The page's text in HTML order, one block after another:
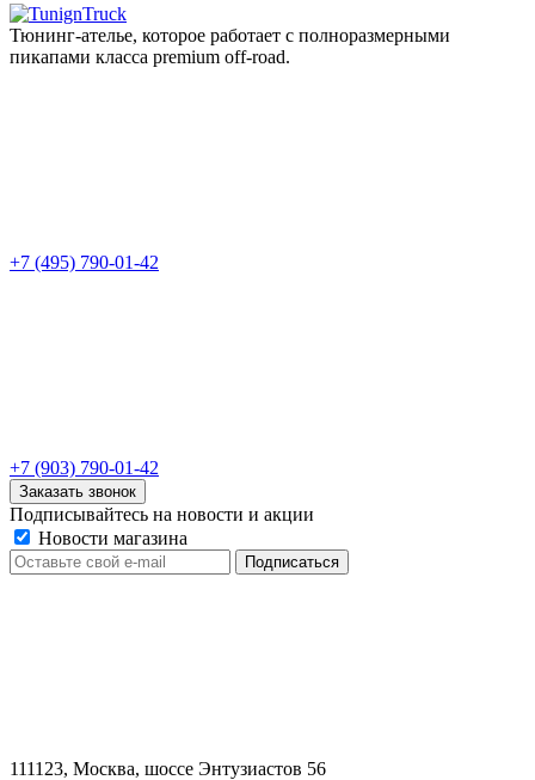
Тюнинг-ателье, которое работает с полноразмерными
пикапами класса premium off-road.
+7 (495) 790-01-42
+7 (903) 790-01-42
Заказать звонок
Подписывайтесь на новости и акции
Новости магазина
111123, Москва, шоссе Энтузиастов 56